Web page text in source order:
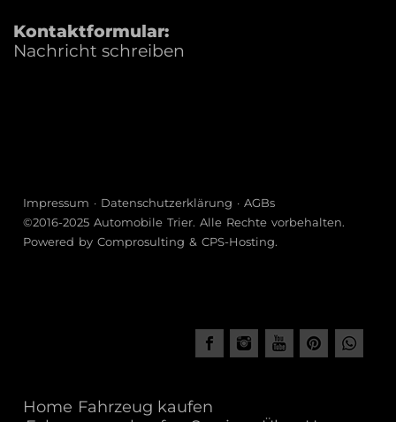
Beliebte Modelle —
C-Klasse
Sicherheits- und Komfortausstattung.
Kontaktformular:
Nachricht schreiben
Impressum · Datenschutzerklärung · AGBs
©2016-2025 Automobile Trier. Alle Rechte vorbehalten.
Powered by Comprosulting & CPS-Hosting.
Home Fahrzeug kaufen